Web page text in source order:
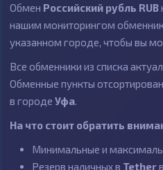
Обмен Российский рубль RUB
нашим мониторингом
указанном городе, чтобы вы
Все обменники из списка
Обменные пункты
в городе Уфа.
На что стоит обратить
Минимальные и
Резерв наличных в Tether